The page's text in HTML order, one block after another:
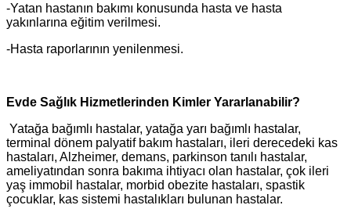
-Yatan hastanın bakımı konusunda hasta ve hasta
yakınlarına eğitim verilmesi.
-Hasta raporlarının yenilenmesi.
Evde Sağlık Hizmetlerinden Kimler Yararlanabilir?
Yatağa bağımlı hastalar, yatağa yarı bağımlı hastalar,
terminal dönem palyatif bakım hastaları, ileri derecedeki kas
hastaları, Alzheimer, demans, parkinson tanılı hastalar,
ameliyatından sonra bakıma ihtiyacı olan hastalar, çok ileri
yaş immobil hastalar, morbid obezite hastaları, spastik
çocuklar, kas sistemi hastalıkları bulunan hastalar.